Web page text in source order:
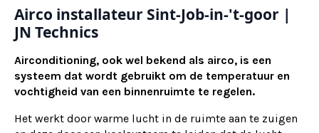
Airco installateur Sint-Job-in-'t-goor |
JN Technics
Airconditioning, ook wel bekend als airco, is een
systeem dat wordt gebruikt om de temperatuur en
vochtigheid van een binnenruimte te regelen.
Het werkt door warme lucht in de ruimte aan te zuigen